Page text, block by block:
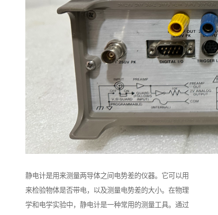
静电计是用来测量两导体之间电势差的仪器。它可以用
来检验物体是否带电，以及测量电势差的大小。在物理
学和电学实验中，静电计是一种常用的测量工具。通过